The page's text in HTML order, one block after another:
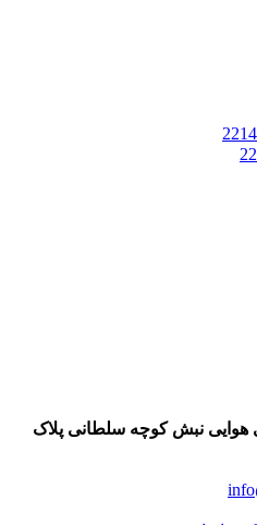
هوایی نبش کوچه سلطانی پلاک